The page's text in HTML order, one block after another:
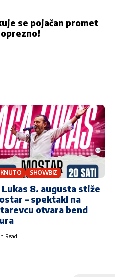
se pojačan promet
SHOWBIZ
Lukas 8. augusta stiže
– spektakl na
otvara bend
Read